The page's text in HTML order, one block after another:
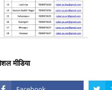
मीडिया